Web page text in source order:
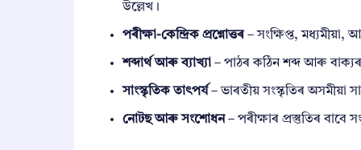
উল্লেখ।
পৰীক্ষা-কেন্দ্ৰিক প্ৰশ্নোত্তৰ– সংক্ষিপ্ত, মধ্যমীয়া,
শব্দাৰ্থ আৰু ব্যাখ্যা – পাঠৰ কঠিন শব্দ আৰু
সাংস্কৃতিক তাৎপৰ্য– ভাৰতীয় সংস্কৃতিৰ অসমীয়া
নোটছ আৰু সংশোধন– পৰীক্ষাৰ প্ৰস্তুতিৰ